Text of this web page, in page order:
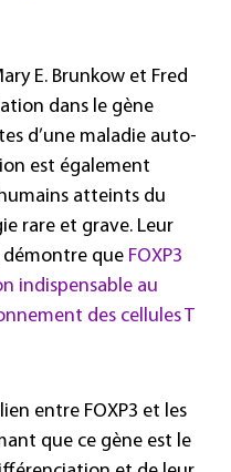
E. Brunkow et Fred
dans le gène
d’une maladie auto-
est également
atteints du
rare et grave. Leur
démontre que FOXP3
indispensable au
des cellules T
entre FOXP3 et les
que ce gène est le